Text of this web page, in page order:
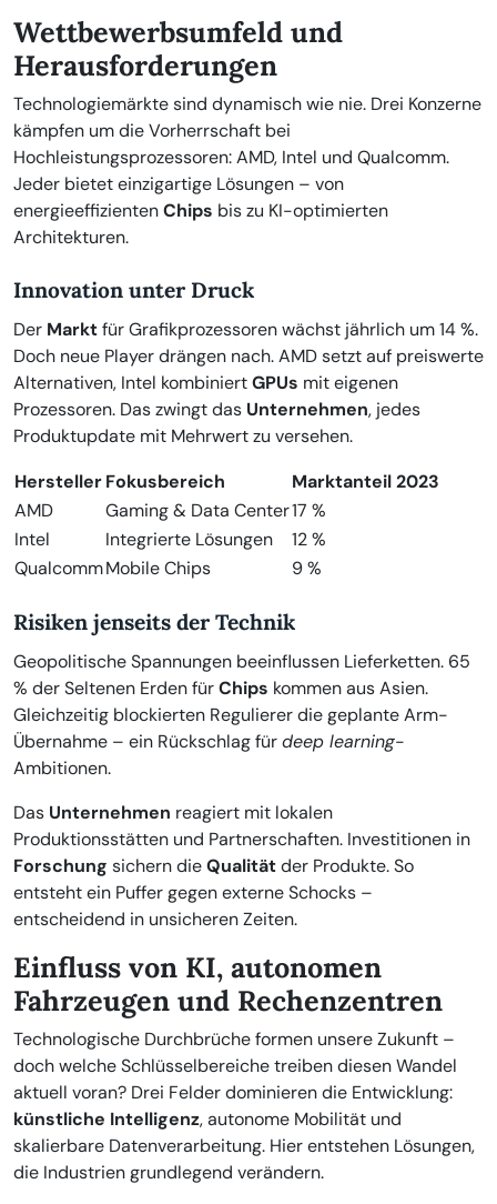
Wettbewerbsumfeld und
Herausforderungen
Technologiemärkte sind dynamisch wie nie. Drei Konzerne
kämpfen um die Vorherrschaft bei
Hochleistungsprozessoren: AMD, Intel und Qualcomm.
Jeder bietet einzigartige Lösungen – von
energieeffizientenChips bis zu KI-optimierten
Architekturen.
Innovation unter Druck
Der Marktfür Grafikprozessoren wächst jährlich um 14 %.
Doch neue Player drängen nach. AMD setzt auf preiswerte
Alternativen, Intel kombiniertGPUs mit eigenen
Prozessoren. Das zwingt das Unternehmen, jedes
Produktupdate mit Mehrwert zu versehen.
HerstellerFokusbereich
Marktanteil 2023
AMD
Gaming & Data Center17 %
Intel
Integrierte Lösungen
12 %
QualcommMobile Chips 9 %
Risiken jenseits der Technik
Geopolitische Spannungen beeinflussen Lieferketten. 65
% der Seltenen Erden fürChips kommen aus Asien.
Gleichzeitig blockierten Regulierer die geplante Arm-
Übernahme – ein Rückschlag fürdeep learning-
Ambitionen.
Das Unternehmen reagiert mit lokalen
Produktionsstätten und Partnerschaften. Investitionen in
Forschung sichern dieQualitätder Produkte. So
entsteht ein Puffer gegen externe Schocks –
entscheidend in unsicheren Zeiten.
Einfluss von KI, autonomen
Fahrzeugen und Rechenzentren
Technologische Durchbrüche formen unsere Zukunft –
doch welche Schlüsselbereiche treiben diesen Wandel
aktuell voran? Drei Felder dominieren die Entwicklung:
künstliche Intelligenz, autonome Mobilität und
skalierbare Datenverarbeitung. Hier entstehen Lösungen,
die Industrien grundlegend verändern.